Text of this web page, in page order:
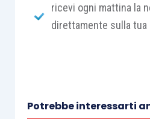
ricevi ogni mattina la
direttamente sulla tua
Potrebbe interessarti